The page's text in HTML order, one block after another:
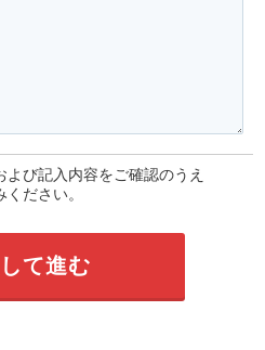
よび記入内容をご確認のうえ
ください。